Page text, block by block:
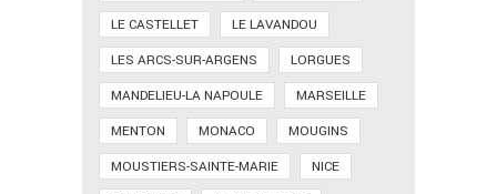
LE CASTELLET
LE LAVANDOU
LES ARCS-SUR-ARGENS
LORGUES
MANDELIEU-LA NAPOULE
MARSEILLE
MENTON
MONACO
MOUGINS
MOUSTIERS-SAINTE-MARIE
NICE